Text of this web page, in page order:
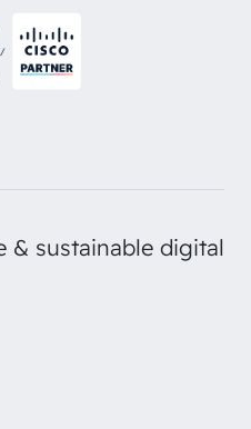
nyheder
& sustainable digital